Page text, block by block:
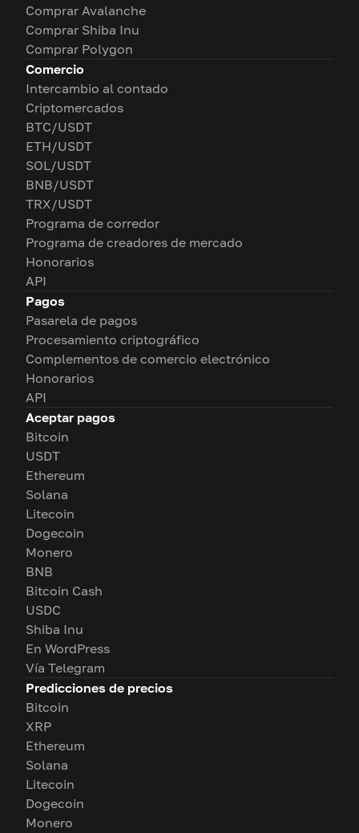
Comprar Avalanche
Comprar Shiba Inu
Comprar Polygon
Comercio
Intercambio al contado
Criptomercados
BTC/USDT
ETH/USDT
SOL/USDT
BNB/USDT
TRX/USDT
Programa de corredor
Programa de creadores de mercado
Honorarios
API
Pagos
Pasarela de pagos
Procesamiento criptográfico
Complementos de comercio electrónico
Honorarios
API
Aceptar pagos
Bitcoin
USDT
Ethereum
Solana
Litecoin
Dogecoin
Monero
BNB
Bitcoin Cash
USDC
Shiba Inu
En WordPress
Vía Telegram
Predicciones de precios
Bitcoin
XRP
Ethereum
Solana
Litecoin
Dogecoin
Monero